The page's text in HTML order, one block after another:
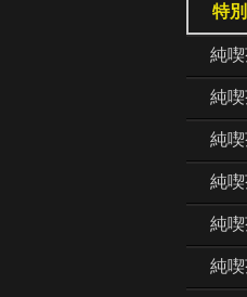
特
純
純
純
純
純
純